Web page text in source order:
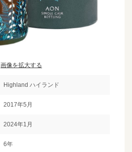
画像を拡大する
Highland ハイランド
2017年5月
2024年1月
6年